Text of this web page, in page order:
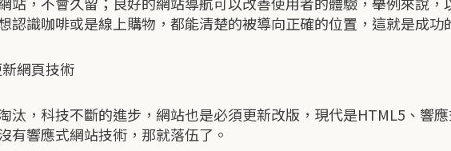
認識咖啡或是線上購物，都能清楚的被導向正確的位置，這就是成
網頁技術
汰，科技不斷的進步，網站也是必須更新改版，現代是HTML5、響
有響應式網站技術，那就落伍了。